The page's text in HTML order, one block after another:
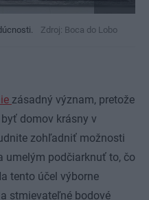
Zdroj: Boca do Lobo
zásadný význam, pretože
domov krásny v
zohľadniť možnosti
umelým podčiarknuť to, čo
tento účel výborne
stmievateľné bodové